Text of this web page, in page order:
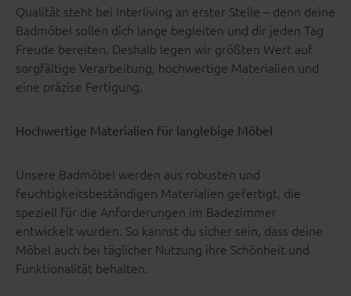
Qualität steht bei Interliving an erster Stelle – denn deine
Badmöbel sollen dich lange begleiten und dir jeden Tag
Freude bereiten. Deshalb legen wir größten Wert auf
sorgfältige Verarbeitung, hochwertige Materialien und
eine präzise Fertigung.
Hochwertige Materialien für langlebige Möbel
Unsere Badmöbel werden aus robusten und
feuchtigkeitsbeständigen Materialien gefertigt, die
speziell für die Anforderungen im Badezimmer
entwickelt wurden. So kannst du sicher sein, dass deine
Möbel auch bei täglicher Nutzung ihre Schönheit und
Funktionalität behalten.